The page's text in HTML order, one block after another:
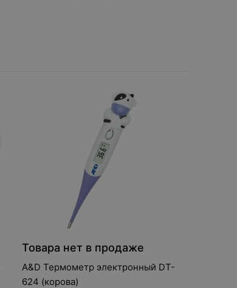
Товара нет в продаже
A&D Термометр электронный DT-
624 (корова)